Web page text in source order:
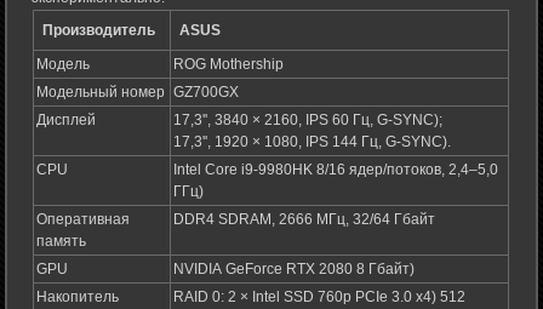
Производитель
ASUS
Модель
ROG Mothership
Модельный номер
GZ700GX
Дисплей
17,3'', 3840 × 2160, IPS 60 Гц, G-SYNC);
17,3'', 1920 × 1080, IPS 144 Гц, G-SYNC).
CPU
Intel Core i9-9980HK 8/16 ядер/потоков, 2,4–5,0
ГГц)
Оперативная
память
DDR4 SDRAM, 2666 МГц, 32/64 Гбайт
GPU
NVIDIA GeForce RTX 2080 8 Гбайт)
Накопитель
RAID 0: 2 × Intel SSD 760p PCIe 3.0 x4) 512